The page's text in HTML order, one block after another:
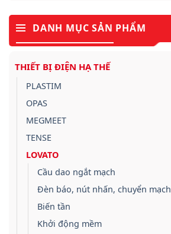
DANH MỤC SẢN PHẨM
THIẾT BỊ ĐIỆN HẠ THẾ
PLASTIM
OPAS
MEGMEET
TENSE
LOVATO
Cầu dao ngắt mạch
Đèn báo, nút nhấn, chuyển mạch
Biến tần
Khởi động mềm